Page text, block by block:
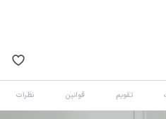
تقویم قوانین نظرات